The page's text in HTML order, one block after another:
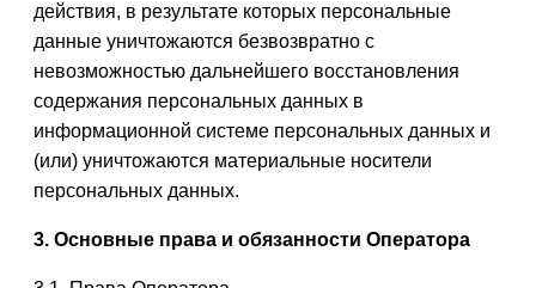
действия, в результате которых персональные
данные уничтожаются безвозвратно с
невозможностью дальнейшего восстановления
содержания персональных данных в
информационной системе персональных данных и
(или) уничтожаются материальные носители
персональных данных.
3. Основные права и обязанности Оператора